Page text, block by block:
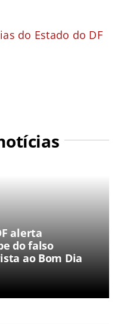
do Estado do DF
alerta
do falso
ao Bom Dia